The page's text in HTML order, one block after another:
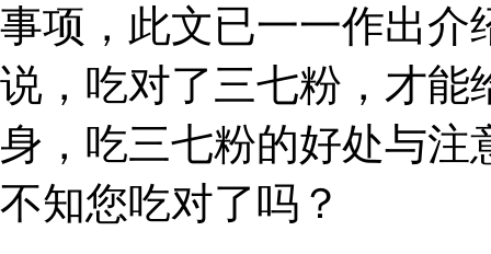
事项，此文已一一作出介
说，吃对了三七粉，才能
身，吃三七粉的好处与注
不知您吃对了吗？